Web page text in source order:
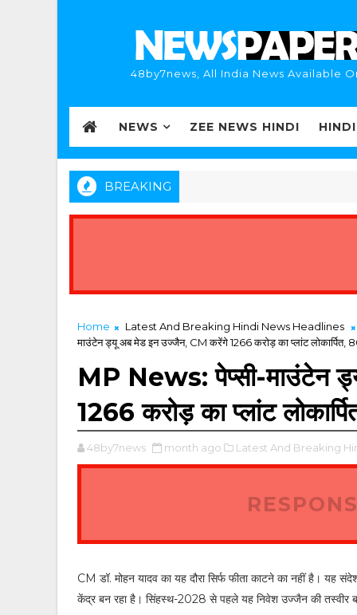
48by7news, All India News Available
NEWS ZEE NEWS HINDI
BREAKING
Home
Latest And Breaking Hindi News Headlines
माउंटेन ड्यू अब मेड इन उज्जैन, CM करेंगे 1266 करोड़ का प्लांट लोकार्पित,
MP News: पेप्सी-माउंटेन
1266 करोड़ का प्लांट
48by7news month ago Latest And Breaking
CM डॉ. मोहन यादव का यह दौरा सिर्फ फीता काटने का नहीं है। यह
केंद्र बन रहा है। सिंहस्थ-2028 से पहले यह निवेश उज्जैन की तस्वीर